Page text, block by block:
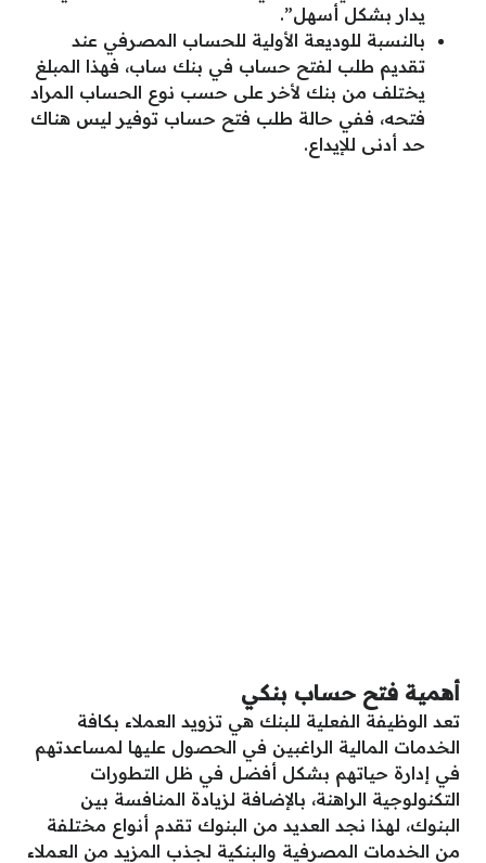
يدار بشكل أسهل”.
بالنسبة للوديعة الأولية للحساب المصرفي عند
تقديم طلب لفتح حساب في بنك ساب، فهذا المبلغ
يختلف من بنك لأخر على حسب نوع الحساب المراد
فتحه، ففي حالة طلب فتح حساب توفير ليس هناك
حد أدنى للإيداع.
أهمية فتح حساب بنكي
تعد الوظيفة الفعلية للبنك هي تزويد العملاء بكافة
الخدمات المالية الراغبين في الحصول عليها لمساعدتهم
في إدارة حياتهم بشكل أفضل في ظل التطورات
التكنولوجية الراهنة، بالإضافة لزيادة المنافسة بين
البنوك، لهذا نجد العديد من البنوك تقدم أنواع مختلفة
من الخدمات المصرفية والبنكية لجذب المزيد من العملاء